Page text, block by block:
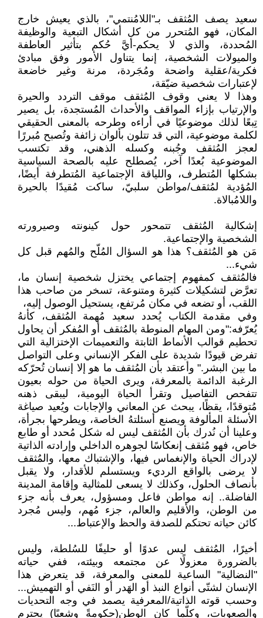
سعيد يصف المُثقف بـ"اللامُنتمي"، بالذي يعيش خارج
المكان، فهو المُتحرر من كل أشكال التبعية والوظيفة
المُحددة، والذي لا يحكم-أيَّ حُكم بتأثير العاطفة
والميولات الشخصية، إنما يتناول الأمور وفق مبادئ
فكرية/عقلية واضحة ومُجَردة، مرنة وغير خاضعة
لإعتبارات شخصية ضيّقة،
وهذا لا يعني وقوف المُثقف موقف التردد والحيرة
والإرتياب بإزاء المواقف والأحداث المُستجدة، بل يصير
تِبعًا لذلك موضوعيًا في أراءه وطرحه بالمعنى الحقيقي
لكلمة موضوعية، التي قد تتلون بألوان زائفة وتُصبح مُبررًا
لعجز المُثقف وجُبنه وكسله الذهني، وقد تكتسب
الموضوعية بُعدًا آخر، يُصطلح عليه بالصحة السياسية
بشكلها المُتطرف، واللياقة الإجتماعية المُتطرفة أيضًا،
المُؤدية لمُثقف/مواطن سلبيّ، ساكت مُقيدًا بالحيرة
واللامُبالاة.
إشكالية المُثقف تتمحور حول كينونته وصيرورته
الشخصية والإجتماعية.
مَن هو المُثقف؟ هذا هو السؤال المُلّح والمُهم قبل كل
شيء...
فالمُثقف كمفهوم إجتماعي يختزل شخصية إنسان ما،
تعرَّض لتشكيلات كثيرة ومتنوعة، تسخر من صاحب هذا
اللقب، أو تضعه في مكان مُرتفع، يستحيل الوصول إليه،
وفي مقدمة الكتاب يُحدد سعيد مُهمة المُثقف، كأنهُ
يُعرّفه:"ومن المهام المنوطة بالمُثقف أو المُفكر أن يحاول
تحطيم قوالب الأنماط الثابتة والتعميمات الإختزالية التي
تفرض قيودًا شديدة على الفكر الإنساني وعلى التواصل
ما بين البشر." وأعتقد بأن المُثقف ما هو إلا إنسان تُحرّكه
الرغبة الدائمة بالمعرفة، ويرى الحياة من حوله بعيون
تتفحص التفاصيل وتقرأ الحياة اليومية، ليبقى ذهنه
مُتوقدًا، يقظًا، يبحث عن المعاني والإجابات ويُعيد صياغة
الأسئلة المألوفة ويصنع أسئلتهُ الخاصة، ويطرحها بجرأة،
وعلينا أن نُدرك بأن المُثقف ليس له شكل مُحدد أو طابع
خاص، فهو مُثقف إنعكاسًا لجوهره الداخلي وإرادته الذاتية
لإدراك الحياة والإنغماس فيها، والإشتباك معها، والمُثقف
لا يرضى بالواقع الرديء ويستسلم للأقدار، ولا يقبل
بأنصاف الحلول، وكذلك لا يسعى للمثالية وإقامة المدينة
الفاضلة.. إنه مواطن فاعل ومسؤول، يعرف بأنه جزء
من الوطن، والأقليم والعالم، جزء مُهم، وليس مُجرد
كائن حياته تحتكم للصدفة والحظ والإعتباط...
أخيرًا، المُثقف ليس عدوًا أو حليفًا للسُلطة، وليس
بالضرورة معزولًا عن مجتمعه وبيئته، ففي حياته
"النضالية" الساعية للمعنى والمعرفة، قد يتعرض هذا
الإنسان لشتّى أنواع النبذ أو الهَدر أو النَفي أو التهميش...
وحسب قوته الذاتية/المعرفية يصمد في وجه التحديات
والصعوبات، وكلّما كان الوطن(حكومةً وشعبًا) يحترم